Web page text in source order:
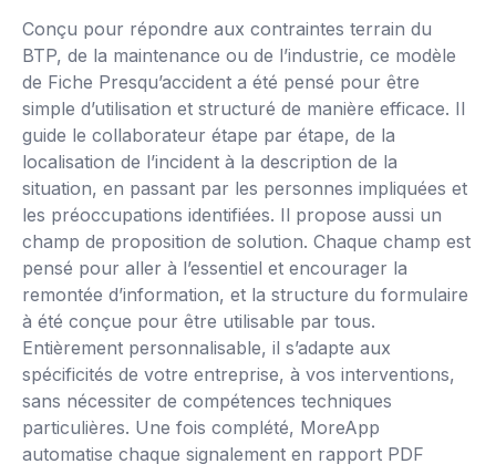
Conçu pour répondre aux contraintes terrain du
BTP, de la maintenance ou de l’industrie, ce modèle
de Fiche Presqu’accident a été pensé pour être
simple d’utilisation et structuré de manière efficace. Il
guide le collaborateur étape par étape, de la
localisation de l’incident à la description de la
situation, en passant par les personnes impliquées et
les préoccupations identifiées. Il propose aussi un
champ de proposition de solution. Chaque champ est
pensé pour aller à l’essentiel et encourager la
remontée d’information, et la structure du formulaire
à été conçue pour être utilisable par tous.
Entièrement personnalisable, il s’adapte aux
spécificités de votre entreprise, à vos interventions,
sans nécessiter de compétences techniques
particulières. Une fois complété, MoreApp
automatise chaque signalement en rapport PDF